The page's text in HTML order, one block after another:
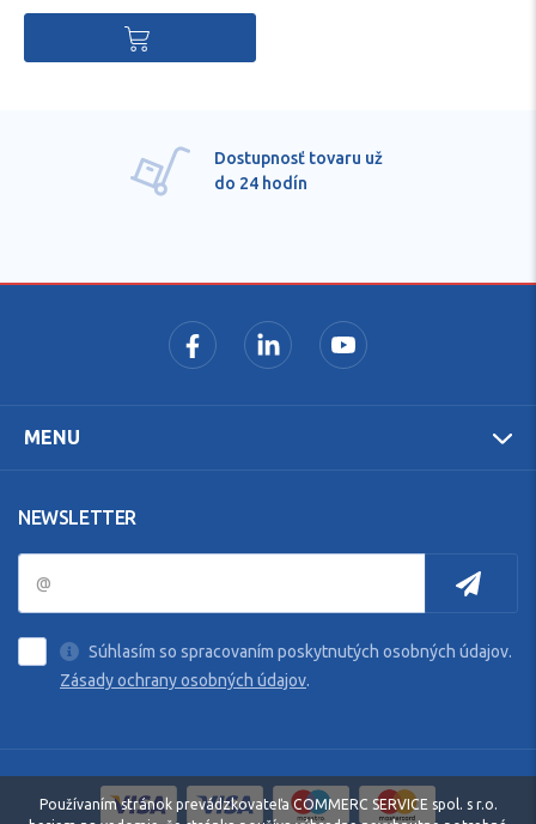
Dostupnosť tovaru už
do 24 hodín
MENU
NEWSLETTER
Súhlasím so spracovaním poskytnutých osobných údajov.
Zásady ochrany osobných údajov.
Používaním stránok prevádzkovateľa COMMERC SERVICE spol. s r.o.